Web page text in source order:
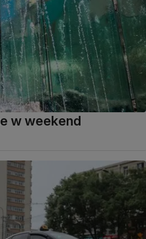
w weekend